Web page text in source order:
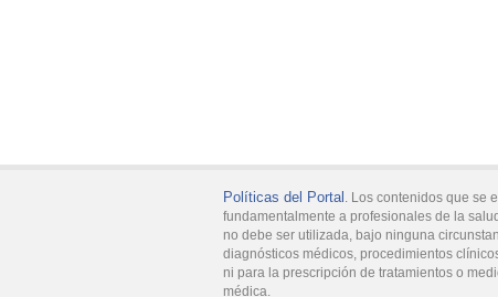
Políticas del Portal . Los contenidos que se
fundamentalmente a profesionales de la
no debe ser utilizada, bajo ninguna
diagnósticos médicos, procedimientos
ni para la prescripción de tratamientos o
médica.